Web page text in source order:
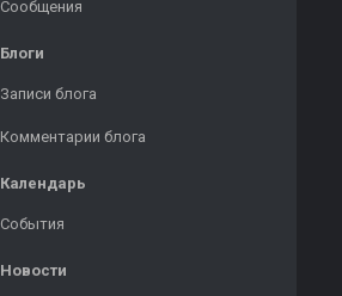
Сообщения
Блоги
Записи блога
Комментарии блога
Календарь
События
Новости